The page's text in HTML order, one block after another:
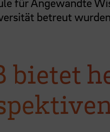
betreut
bietet